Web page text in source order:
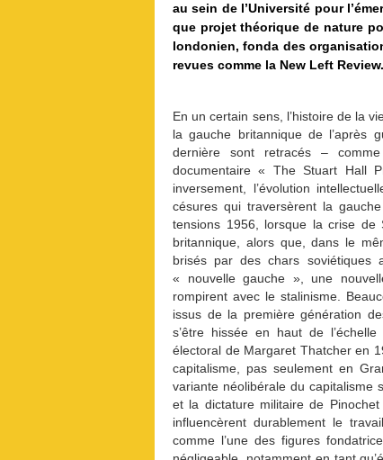
au sein de l’Université pour
que projet théorique de nature
londonien, fonda des
revues comme la New Left Review.
En un certain sens, l’histoire de la
la gauche britannique de l’après
dernière sont retracés –
documentaire « The Stuart Hall
inversement, l’évolution
césures qui traversèrent la
tensions 1956, lorsque la crise de
britannique, alors que, dans le
brisés par des chars
« nouvelle gauche », une
rompirent avec le stalinisme.
issus de la première génération
s’être hissée en haut de
électoral de Margaret Thatcher en
capitalisme, pas seulement en
variante néolibérale du capitalisme
et la dictature militaire de
influencèrent durablement le
comme l’une des figures